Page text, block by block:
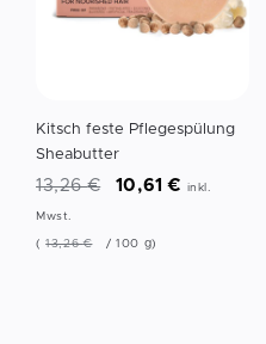
Kitsch feste Pflegespülung
Sheabutter
13,26€ 10,61€ inkl.
Mwst.
(13,26€ /100 g)